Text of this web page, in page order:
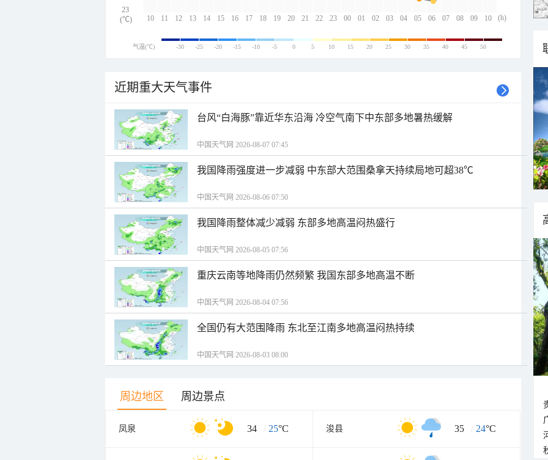
10 11 12 13 14 15 16 17 18 19 20 21 22 23 00 01 02 03 04 05 06 07 08 09 10
23
(h)
(℃)
气温(℃) -30 -25 -20 -15 -10 -5 0 5 10 15 20 25 30 35 40 45 50
近期重大天气事件
台风“白海豚”靠近华东沿海 冷空气南下中东部多地暑热缓解
中国天气网 2026-08-07 07:45
我国降雨强度进一步减弱 中东部大范围桑拿天持续局地可超38℃
中国天气网 2026-08-06 07:50
我国降雨整体减少减弱 东部多地高温闷热盛行
中国天气网 2026-08-05 07:56
重庆云南等地降雨仍然频繁 我国东部多地高温不断
中国天气网 2026-08-04 07:56
全国仍有大范围降雨 东北至江南多地高温闷热持续
中国天气网 2026-08-03 08:00
周边地区 周边景点
凤泉 34 / 25°C 浚县 35 / 24°C